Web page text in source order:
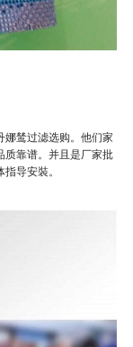
鸶过滤选购。他们家
质靠谱。并且是厂家批
导安裝。